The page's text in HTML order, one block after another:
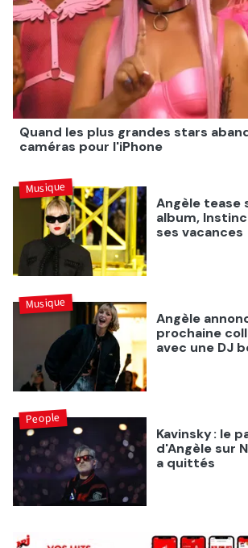
Quand les plus grandes stars
caméras pour l'iPhone
Angèle tease
album,
ses vacances
Musique
Angèle
prochaine
avec une DJ
Musique
Kavinsky : le
d'Angèle sur
a quittés
People